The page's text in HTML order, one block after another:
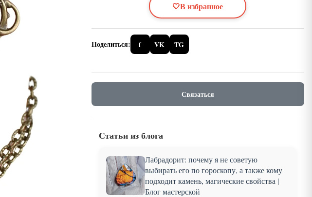
🤍В избранное
Поделиться: f VK TG
Связаться
Статьи из блога
Лабрадорит: почему я не советую
выбирать его по гороскопу, а также кому
подходит камень, магические свойства |
Блог мастерской